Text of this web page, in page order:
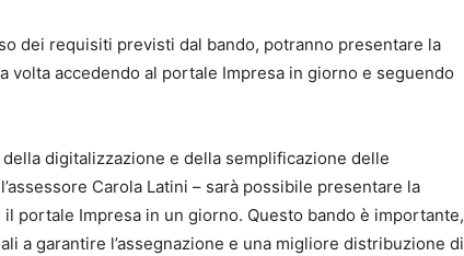
dei requisiti previsti dal bando, potranno presentare la
volta accedendo al portale Impresa in giorno e seguendo
digitalizzazione e della semplificazione delle
Carola Latini – sarà possibile presentare la
portale Impresa in un giorno. Questo bando è importante,
a garantire l’assegnazione e una migliore distribuzione di